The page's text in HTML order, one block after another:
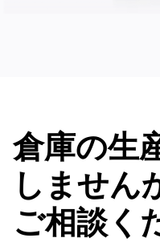
倉庫の生
しません
ご相談く